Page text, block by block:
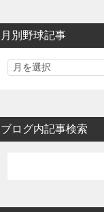
月別野球記事
ブログ内記事検索